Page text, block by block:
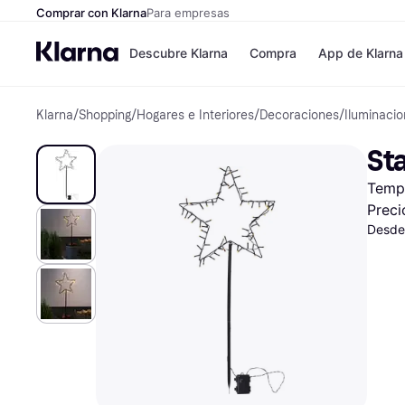
Comprar con KlarnaPara empresas
Descubre Klarna
Formas de
Paga ahora
Paga en 3 plazos
Paga en 30 días
Financiación
Klarna en Apple
Compra
Tiendas
Zalando
JD Sports
App de Klarna
Klarna/Shopping/Hogares e Interiores/Decoraciones/